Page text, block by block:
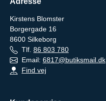
Kirstens Blomster
Borgergade 16
8600 Silkeborg
Tlf. 86 803 780
Email: 6817@butiksmail.dk
Find vej